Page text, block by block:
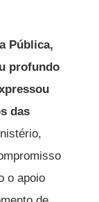
Pública,
profundo
das
o apoio